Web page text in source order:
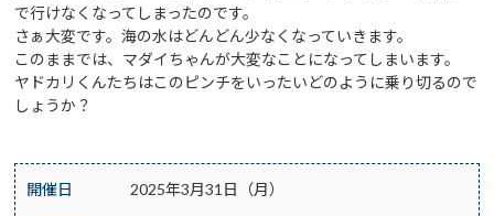
で行けなくなってしまったのです。
さぁ大変です。海の水はどんどん少なくなっていきます。
このままでは、マダイちゃんが大変なことになってしまいます。
ヤドカリくんたちはこのピンチをいったいどのように乗り切るので
しょうか？
開催日 2025年3月31日（月）